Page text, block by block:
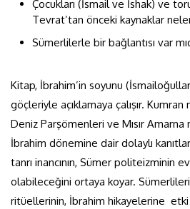
Çocukları (İsmail ve İshak) ve
Tevrat’tan önceki kaynaklar
Sümerlilerle bir bağlantısı var
Kitap, İbrahim’in soyunu
göçleriyle açıklamaya çalışır. Kumran
Deniz Parşömenleri ve Mısır Amarna
İbrahim dönemine dair dolaylı
tanrı inancının, Sümer politeizminin
olabileceğini ortaya koyar.
ritüellerinin, İbrahim hikayelerine